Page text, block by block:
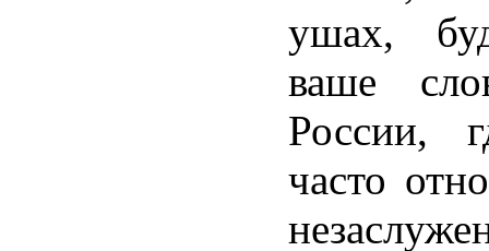
ушах,
ваше
России,
часто